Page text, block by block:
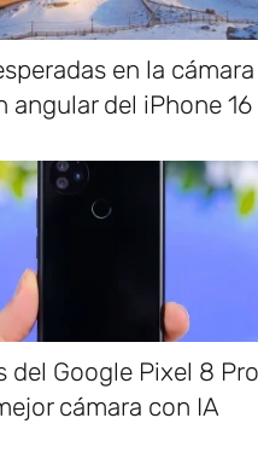
en la
angular del iPhone 16
del Google Pixel 8
cámara con IA